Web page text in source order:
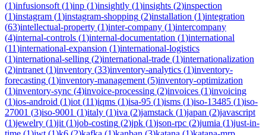
(1)infusionsoft (1)inp (1)insightly (1)insights (2)inspection
(1)instagram (1)instagram-shopping (2)installation (1)integration
(63)intellectual-property (1)inter-company (1)intercompany
(4)internal-controls (1)internal-documentation (1)international
(11)international-expansion (1)international-logistics
(1)international-selling (2)international-trade (1)internationalization
(2)intranet (1)inventory (33)inventory-analytics (1)inventory-
forecasting (1)inventory-management (5)inventory-optimization
(1)inventory-sync (4)invoice-processing (2)invoices (1)invoicing
(1)ios-android (1)iot (11)iqms (1)isa-95 (1)isms (1)iso-13485 (1)iso-
27001 (3)iso-9001 (1)italy (1)iva (2)jamstack (1)japan (2)javascript
(1)jewelry (1)jit (1)job-costing (2)jpk (1)json-rpc (2)jumia (1)just-in-